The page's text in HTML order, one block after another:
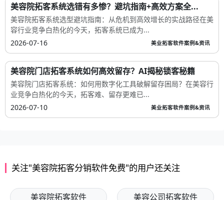
美容院拓客系统选错有多惨？避坑指南+高效方案全...
美容院拓客系统选型避坑指南：从危机到高效增长的实战路径在美
容行业竞争白热化的今天，拓客系统已成为...
2026-07-16
美业拓客软件案例&资讯
美容院门店拓客系统如何高效留存？AI揭秘锁客秘籍
美容院门店拓客系统：如何用数字化工具破解留存困局？在美容行
业竞争白热化的今天，拓客难、留存更难已...
2026-07-10
美业拓客软件案例&资讯
关注"美容院拓客分销软件免费"的用户还关注
美容院拓客软件 美容公司拓客软件